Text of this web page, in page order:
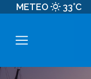
METEO 33°C